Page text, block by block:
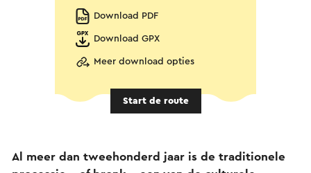
Download PDF
Download GPX
Meer download opties
Start de route
Al meer dan tweehonderd jaar is de traditionele